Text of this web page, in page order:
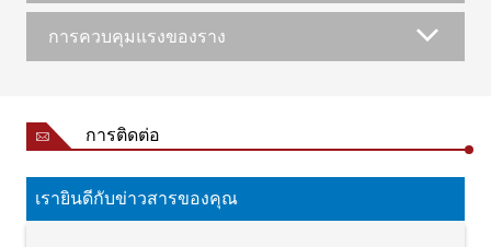
การควบคุมแรงของราง
การติดต่อ
เรายินดีกับข่าวสารของคุณ